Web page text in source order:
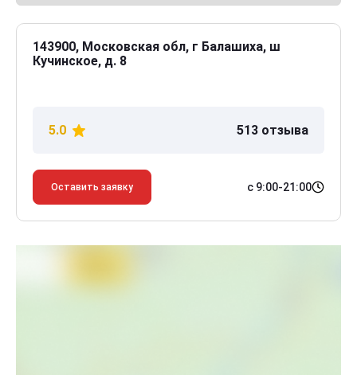
143900, Московская обл, г Балашиха, ш
Кучинское, д. 8
5.0 513 отзыва
Оставить заявку с 9:00-21:00